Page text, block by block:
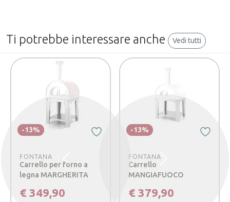
Ti potrebbe interessare anche Vedi tutti
FONTANA
Carrello per forno a
legna MARGHERITA
€ 349,90
-13%
FONTANA
Carrello
MANGIAFUOCO
€ 379,90
-13%
Precedente